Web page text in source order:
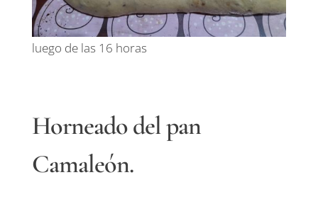
luego de las 16 horas
Horneado del pan
Camaleón.